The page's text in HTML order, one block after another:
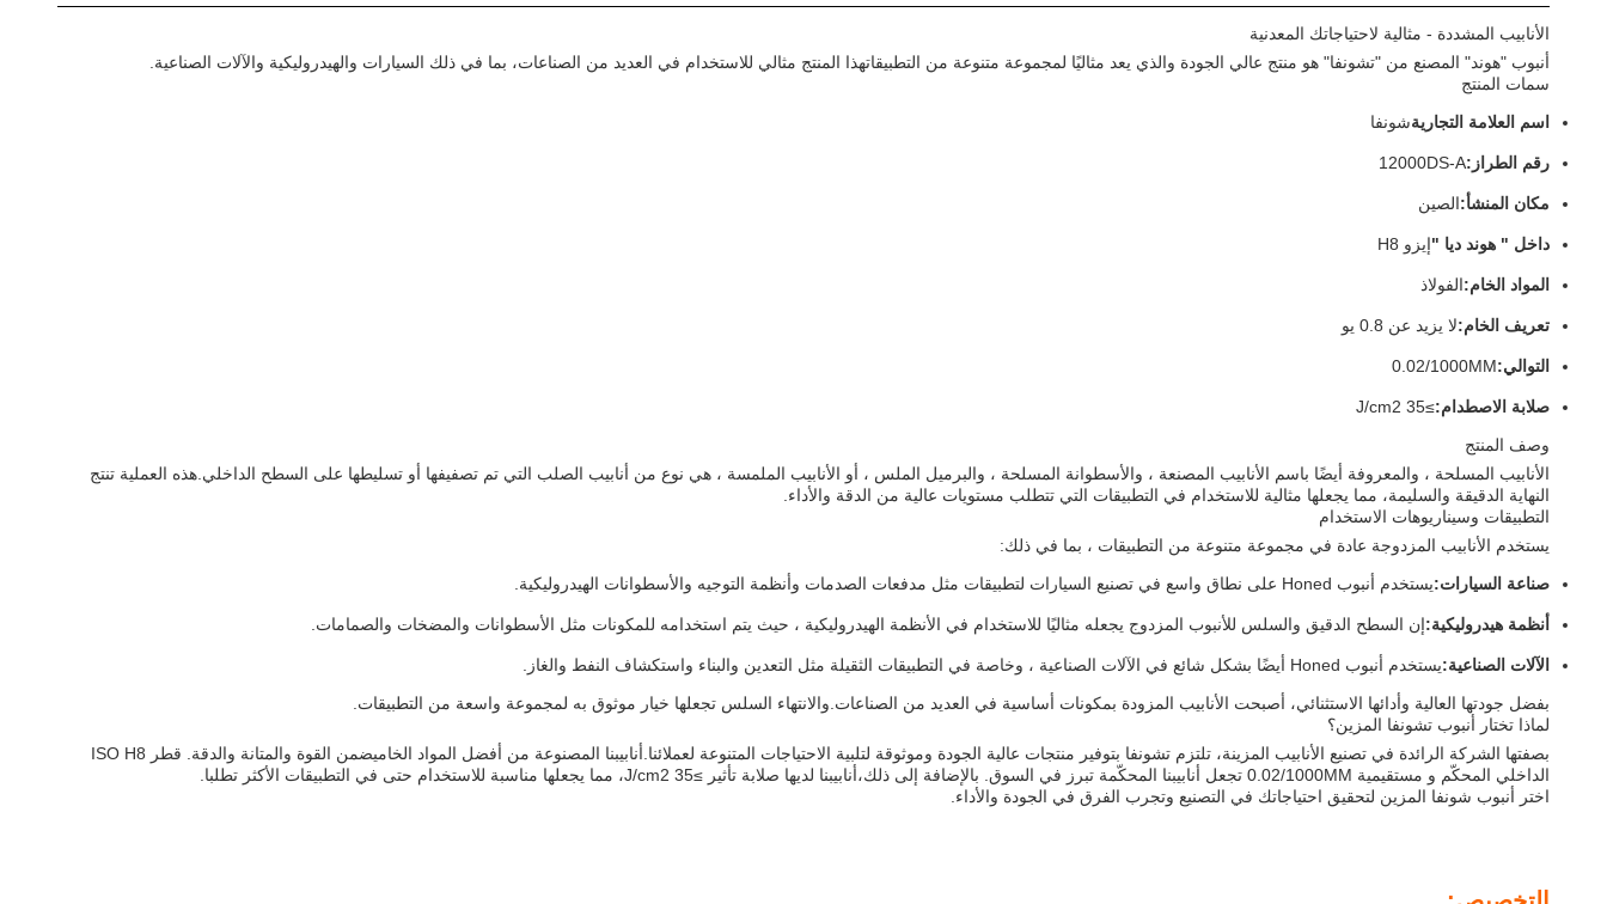
الأنابيب المشددة - مثالية لاحتياجاتك المعدنية
أنبوب "هوند" المصنع من "تشونفا" هو منتج عالي الجودة والذي يعد مثاليًا لمجموعة متنوعة من التطبيقاتهذا المنتج مثالي للاستخدام في العديد من الصناعات، بما في ذلك السيارات والهيدروليكية والآلات الصناعية.
سمات المنتج
اسم العلامة التجاريةشونفا
رقم الطراز:12000DS-A
مكان المنشأ:الصين
داخل " هوند ديا "إيزو H8
المواد الخام:الفولاذ
تعريف الخام:لا يزيد عن 0.8 يو
التوالي:0.02/1000MM
صلابة الاصطدام:≥35 J/cm2
وصف المنتج
الأنابيب المسلحة ، والمعروفة أيضًا باسم الأنابيب المصنعة ، والأسطوانة المسلحة ، والبرميل الملس ، أو الأنابيب الملمسة ، هي نوع من أنابيب الصلب التي تم تصفيفها أو تسليطها على السطح الداخلي.هذه العملية تنتج
النهاية الدقيقة والسليمة، مما يجعلها مثالية للاستخدام في التطبيقات التي تتطلب مستويات عالية من الدقة والأداء.
التطبيقات وسيناريوهات الاستخدام
يستخدم الأنابيب المزدوجة عادة في مجموعة متنوعة من التطبيقات ، بما في ذلك:
صناعة السيارات:يستخدم أنبوب Honed على نطاق واسع في تصنيع السيارات لتطبيقات مثل مدفعات الصدمات وأنظمة التوجيه والأسطوانات الهيدروليكية.
أنظمة هيدروليكية:إن السطح الدقيق والسلس للأنبوب المزدوج يجعله مثاليًا للاستخدام في الأنظمة الهيدروليكية ، حيث يتم استخدامه للمكونات مثل الأسطوانات والمضخات والصمامات.
الآلات الصناعية:يستخدم أنبوب Honed أيضًا بشكل شائع في الآلات الصناعية ، وخاصة في التطبيقات الثقيلة مثل التعدين والبناء واستكشاف النفط والغاز.
بفضل جودتها العالية وأدائها الاستثنائي، أصبحت الأنابيب المزودة بمكونات أساسية في العديد من الصناعات.والانتهاء السلس تجعلها خيار موثوق به لمجموعة واسعة من التطبيقات.
لماذا تختار أنبوب تشونفا المزين؟
بصفتها الشركة الرائدة في تصنيع الأنابيب المزينة، تلتزم تشونفا بتوفير منتجات عالية الجودة وموثوقة لتلبية الاحتياجات المتنوعة لعملائنا.أنابيبنا المصنوعة من أفضل المواد الخاميضمن القوة والمتانة والدقة. قطر ISO H8
الداخلي المحكّم و مستقيمية 0.02/1000MM تجعل أنابيبنا المحكّمة تبرز في السوق. بالإضافة إلى ذلك،أنابيبنا لديها صلابة تأثير ≥35 J/cm2، مما يجعلها مناسبة للاستخدام حتى في التطبيقات الأكثر تطلبا.
اختر أنبوب شونفا المزين لتحقيق احتياجاتك في التصنيع وتجرب الفرق في الجودة والأداء.